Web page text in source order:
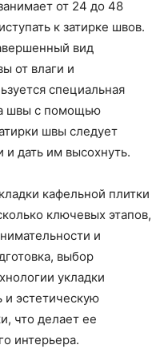
от 24 до 48
к затирке швов.
вид
от влаги и
специальная
швы с помощью
швы следует
и дать им высохнуть.
кафельной плитки
ключевых этапов,
и
выбор
укладки
и эстетическую
что делает ее
интерьера.